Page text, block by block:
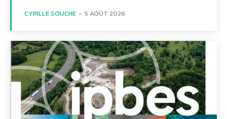
CYRILLE SOUCHE - 5 AOÛT 2026